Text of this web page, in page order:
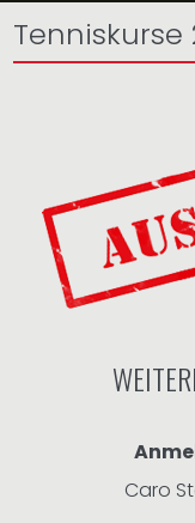
Tenniskurse
Caro